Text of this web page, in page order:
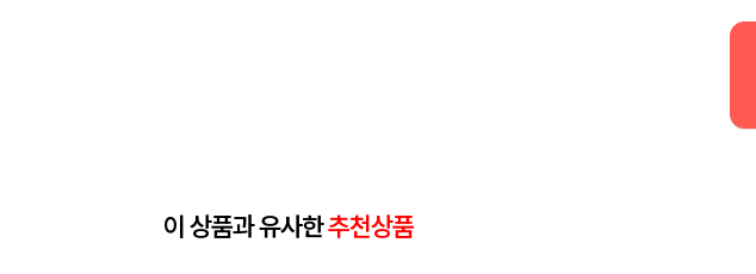
이 상품과 유사한추천상품